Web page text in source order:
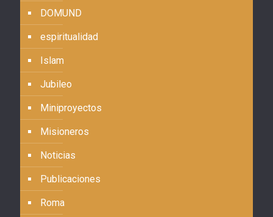
DOMUND
espiritualidad
Islam
Jubileo
Miniproyectos
Misioneros
Noticias
Publicaciones
Roma